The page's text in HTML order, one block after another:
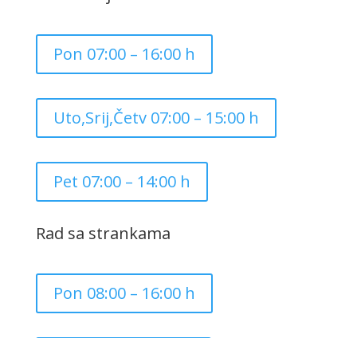
Pon 07:00 – 16:00 h
Uto,Srij,Četv 07:00 – 15:00 h
Pet 07:00 – 14:00 h
Rad sa strankama
Pon 08:00 – 16:00 h